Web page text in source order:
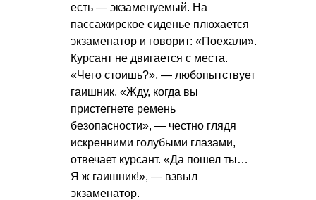
есть — экзаменуемый. На
пассажирское сиденье плюхается
экзаменатор и говорит: «Поехали».
Курсант не двигается с места.
«Чего стоишь?», — любопытствует
гаишник. «Жду, когда вы
пристегнете ремень
безопасности», — честно глядя
искренними голубыми глазами,
отвечает курсант. «Да пошел ты…
Я ж гаишник!», — взвыл
экзаменатор.